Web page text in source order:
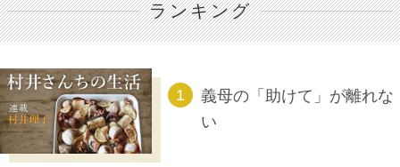
ランキング
義母の「助けて」が離れな
い